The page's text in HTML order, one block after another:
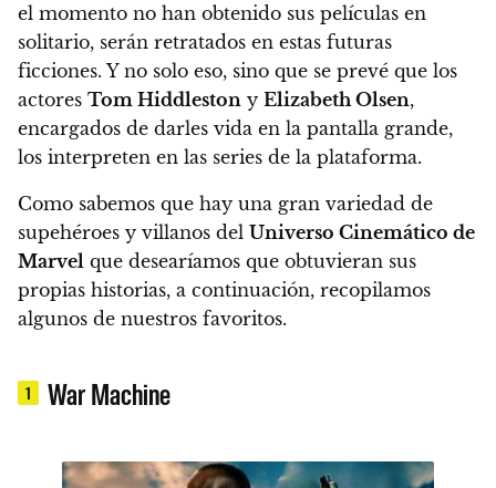
el momento no han obtenido sus películas en
solitario, serán retratados en estas futuras
ficciones. Y no solo eso, sino que se prevé que los
actores Tom Hiddleston y Elizabeth Olsen,
encargados de darles vida en la pantalla grande,
los interpreten en las series de la plataforma.
Como sabemos que hay una gran variedad de
supehéroes y villanos del Universo Cinemático de
Marvel que desearíamos que obtuvieran sus
propias historias, a continuación, recopilamos
algunos de nuestros favoritos.
1 War Machine